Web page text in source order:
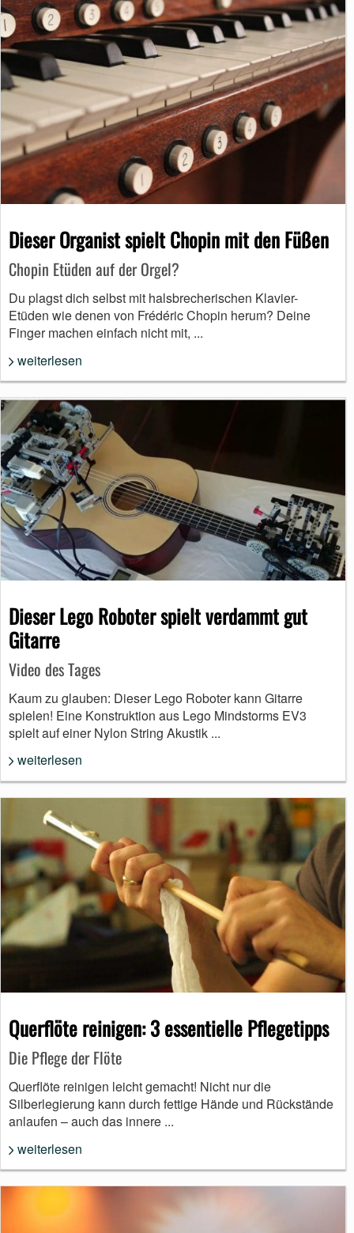
Dieser Organist spielt Chopin mit den Füßen
Chopin Etüden auf der Orgel?
Du plagst dich selbst mit halsbrecherischen Klavier-
Etüden wie denen von Frédéric Chopin herum? Deine
Finger machen einfach nicht mit, ...
weiterlesen
Dieser Lego Roboter spielt verdammt gut
Gitarre
Video des Tages
Kaum zu glauben: Dieser Lego Roboter kann Gitarre
spielen! Eine Konstruktion aus Lego Mindstorms EV3
spielt auf einer Nylon String Akustik ...
weiterlesen
Querflöte reinigen: 3 essentielle Pflegetipps
Die Pflege der Flöte
Querflöte reinigen leicht gemacht! Nicht nur die
Silberlegierung kann durch fettige Hände und Rückstände
anlaufen – auch das innere ...
weiterlesen